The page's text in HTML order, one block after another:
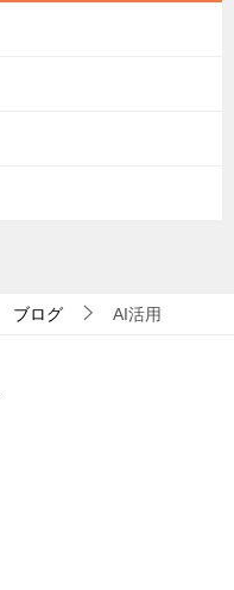
ブログ AI活用